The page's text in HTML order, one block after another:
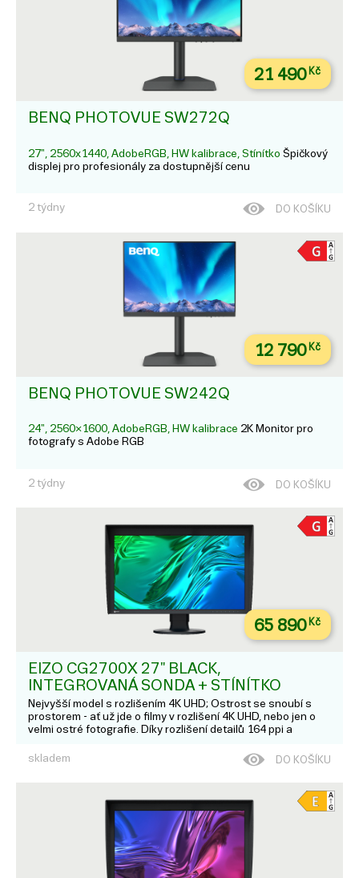
21 490Kč
BENQ PHOTOVUE SW272Q
27", 2560x1440, AdobeRGB, HW kalibrace, Stínítko Špičkový
displej pro profesionály za dostupnější cenu
2 týdny DO KOŠÍKU
12 790Kč
BENQ PHOTOVUE SW242Q
24", 2560×1600, AdobeRGB, HW kalibrace 2K Monitor pro
fotografy s Adobe RGB
2 týdny DO KOŠÍKU
65 890Kč
EIZO CG2700X 27" BLACK,
INTEGROVANÁ SONDA + STÍNÍTKO
Nejvyšší model s rozlišením 4K UHD; Ostrost se snoubí s
prostorem - ať už jde o filmy v rozlišení 4K UHD, nebo jen o
velmi ostré fotografie. Díky rozlišení detailů 164 ppi a
obrovskou hustotu pixelů, ta...
skladem DO KOŠÍKU